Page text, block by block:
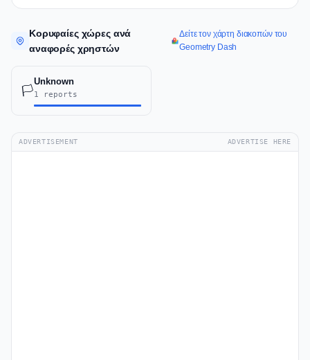
Κορυφαίες χώρες ανά
αναφορές χρηστών
Δείτε τον χάρτη διακοπών του
Geometry Dash
🏳️
Unknown
1 reports
ADVERTISEMENT ADVERTISE HERE